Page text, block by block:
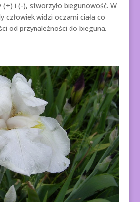
(+) i (-), stworzyło biegunowość. W
człowiek widzi oczami ciała co
od przynależności do bieguna.